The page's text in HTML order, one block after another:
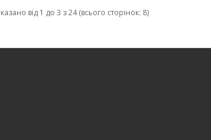
від 1 до 3 з 24 (всього сторінок: 8)